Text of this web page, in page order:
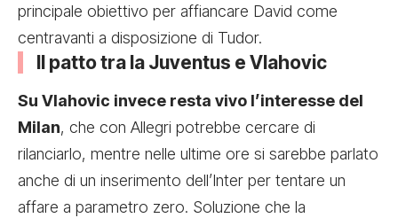
principale obiettivo per affiancare David come
centravanti a disposizione di Tudor.
Il patto tra la Juventus e Vlahovic
Su Vlahovic invece resta vivo l’interesse del
Milan, che con Allegri potrebbe cercare di
rilanciarlo, mentre nelle ultime ore si sarebbe parlato
anche di un inserimento dell’Inter per tentare un
affare a parametro zero. Soluzione che la